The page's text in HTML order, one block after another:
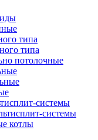
типа
типа
потолочные
системы
системы
котлы